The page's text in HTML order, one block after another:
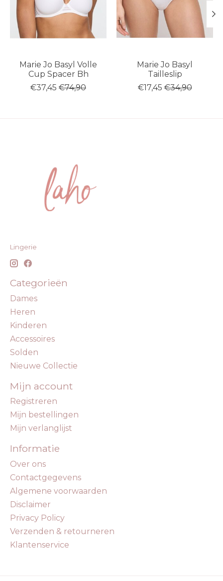
Marie Jo Basyl Volle
Cup Spacer Bh
€37,45 €74,90
Marie Jo Basyl
Tailleslip
€17,45 €34,90
Lingerie
Categorieën
Dames
Heren
Kinderen
Accessoires
Solden
Nieuwe Collectie
Mijn account
Registreren
Mijn bestellingen
Mijn verlanglijst
Informatie
Over ons
Contactgegevens
Algemene voorwaarden
Disclaimer
Privacy Policy
Verzenden & retourneren
Klantenservice